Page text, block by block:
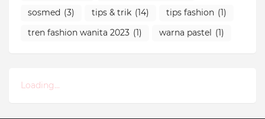
sosmed (3) tips & trik (14) tips fashion (1)
tren fashion wanita 2023 (1) warna pastel (1)
Loading...